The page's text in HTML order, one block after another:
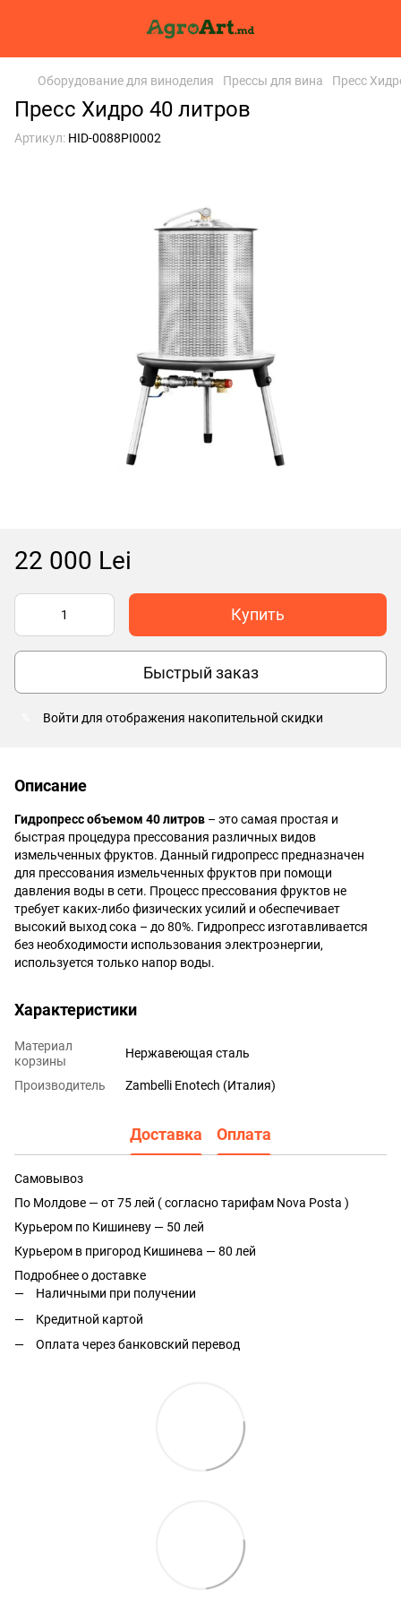
Оборудование для виноделия Прессы для вина Пресс
Пресс Хидро 40 литров
Артикул: HID-0088PI0002
22 000 Lei
Купить
Быстрый заказ
Войти для отображения накопительной скидки
Описание
Гидропресс объемом 40 литров – это самая простая и
быстрая процедура прессования различных видов
измельченных фруктов. Данный гидропресс предназначен
для прессования измельченных фруктов при помощи
давления воды в сети. Процесс прессования фруктов не
требует каких-либо физических усилий и обеспечивает
высокий выход сока – до 80%. Гидропресс изготавливается
без необходимости использования электроэнергии,
используется только напор воды.
Характеристики
Материал
корзины
Нержавеющая сталь
Производитель Zambelli Enotech (Италия)
Доставка Оплата
Самовывоз
По Молдове — от 75 лей ( согласно тарифам Nova Posta )
Курьером по Кишиневу — 50 лей
Курьером в пригород Кишинева — 80 лей
Подробнее о доставке
Наличными при получении
Кредитной картой
Оплата через банковский перевод